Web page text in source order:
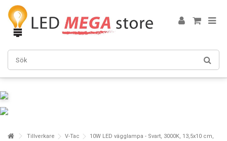
Tillverkare V-Tac
10W LED vägglampa - Svart, 3000K, 13,5x10 cm,